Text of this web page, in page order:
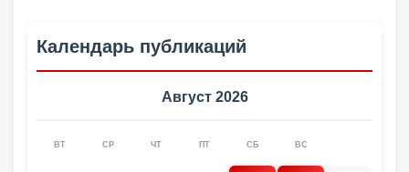
Календарь публикаций
Август 2026
ВТ СР ЧТ ПТ СБ ВС